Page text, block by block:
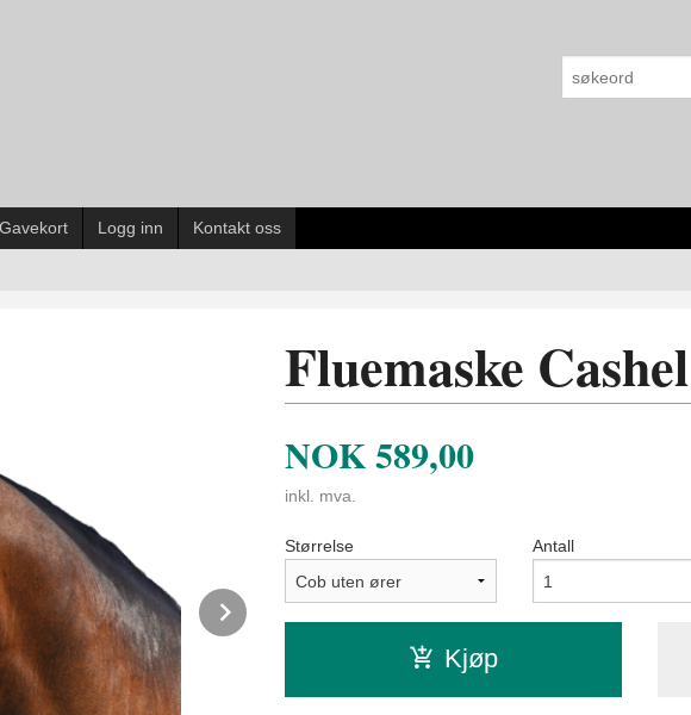
Gavekort Logg inn Kontakt oss
Next
Fluemaske Cashel
NOK589,00
inkl. mva.
Størrelse Antall
Kjøp